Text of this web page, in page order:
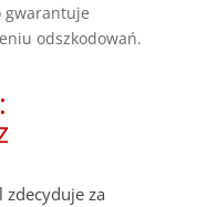
gwarantuje
odszkodowań.
za